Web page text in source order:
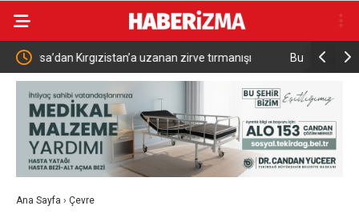
tırmanışı Bursa’da polisten vatandaşlara güvenlik
bilgilendirmesi
Ana Sayfa › Çevre